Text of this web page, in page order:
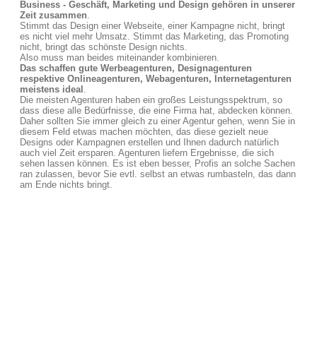
Business - Geschäft, Marketing und Design gehören in unserer
Zeit zusammen.
Stimmt das Design einer Webseite, einer Kampagne nicht, bringt
es nicht viel mehr Umsatz. Stimmt das Marketing, das Promoting
nicht, bringt das schönste Design nichts.
Also muss man beides miteinander kombinieren.
Das schaffen gute Werbeagenturen, Designagenturen
respektive Onlineagenturen, Webagenturen, Internetagenturen
meistens ideal .
Die meisten Agenturen haben ein großes Leistungsspektrum, so
dass diese alle Bedürfnisse, die eine Firma hat, abdecken können.
Daher sollten Sie immer gleich zu einer Agentur gehen, wenn Sie in
diesem Feld etwas machen möchten, das diese gezielt neue
Designs oder Kampagnen erstellen und Ihnen dadurch natürlich
auch viel Zeit ersparen. Agenturen liefern Ergebnisse, die sich
sehen lassen können. Es ist eben besser, Profis an solche Sachen
ran zulassen, bevor Sie evtl. selbst an etwas rumbasteln, das dann
am Ende nichts bringt.